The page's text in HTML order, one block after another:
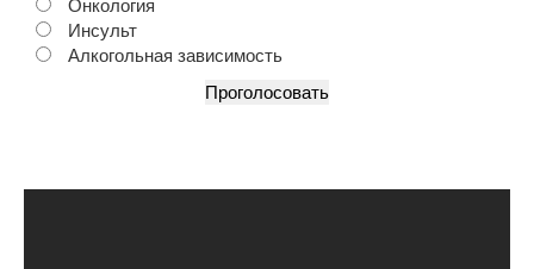
Онкология
Инсульт
Алкогольная зависимость